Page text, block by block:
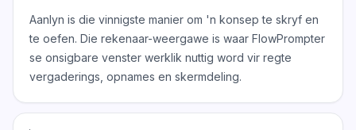
Aanlyn is die vinnigste manier om 'n konsep te skryf en
te oefen. Die rekenaar-weergawe is waar FlowPrompter
se onsigbare venster werklik nuttig word vir regte
vergaderings, opnames en skermdeling.